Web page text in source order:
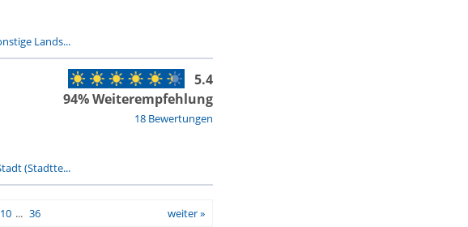
Lands...
18 Bewertungen
5.4
94% Weiterempfehlung
(Stadtte...
10 ... 36 weiter »